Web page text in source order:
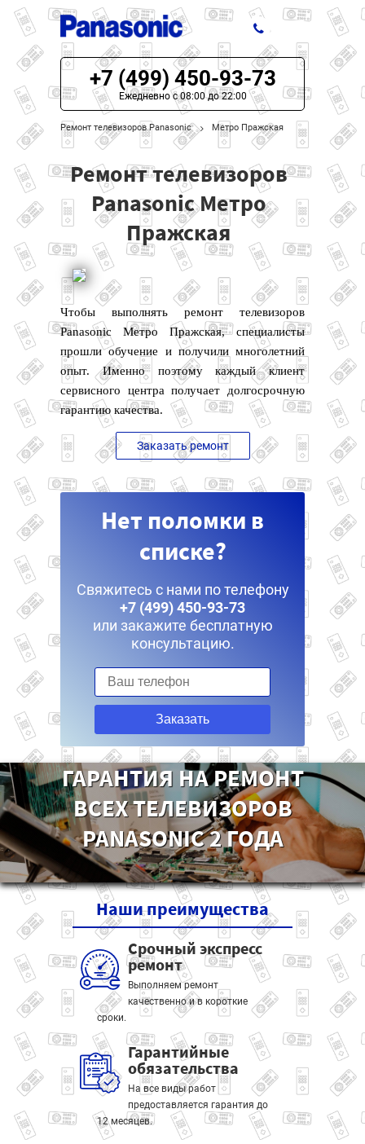
ЦЕНЫ НА РЕМОНТ
О СЕРВИСЕ
МОДЕЛИ PANASONIC
НАШИ КОНТАКТЫ
+7 (499) 450-93-73
Ежедневно с 08:00 до 22:00
Ремонт телевизоров Panasonic Метро Пражская
Ремонт телевизоров
Panasonic Метро
Пражская
Чтобы выполнять ремонт телевизоров
Panasonic Метро Пражская, специалисты
прошли обучение и получили многолетний
опыт. Именно поэтому каждый клиент
сервисного центра получает долгосрочную
гарантию качества.
Заказать ремонт
Нет поломки в
списке?
Свяжитесь с нами по телефону
+7 (499) 450-93-73
или закажите бесплатную
консультацию.
Заказать
ГАРАНТИЯ НА РЕМОНТ
ВСЕХ ТЕЛЕВИЗОРОВ
PANASONIC 2 ГОДА
Нашипреимущества
Срочный экспресс
ремонт
Выполняем ремонт
качественно и в короткие
сроки.
Гарантийные
обязательства
На все виды работ
предоставляется гарантия до
12 месяцев.